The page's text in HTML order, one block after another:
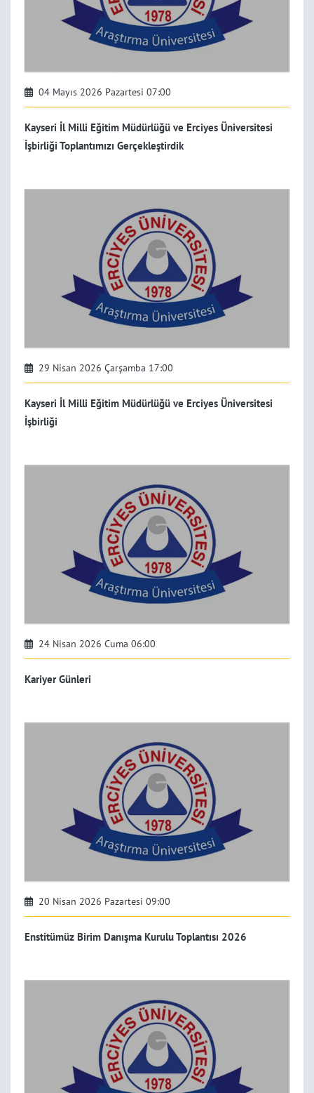
04 Mayıs 2026 Pazartesi 07:00
Kayseri İl Milli Eğitim Müdürlüğü ve Erciyes Üniversitesi
İşbirliği Toplantımızı Gerçekleştirdik
29 Nisan 2026 Çarşamba 17:00
Kayseri İl Milli Eğitim Müdürlüğü ve Erciyes Üniversitesi
İşbirliği
24 Nisan 2026 Cuma 06:00
Kariyer Günleri
20 Nisan 2026 Pazartesi 09:00
Enstitümüz Birim Danışma Kurulu Toplantısı 2026